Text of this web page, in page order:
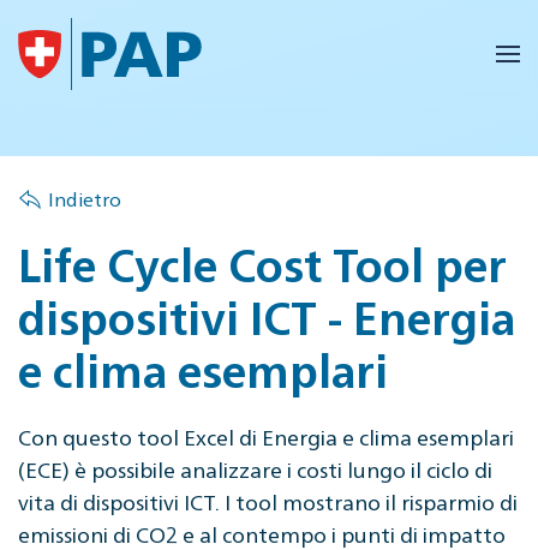
Skip to main content
Indietro
Life Cycle Cost Tool per
dispositivi ICT - Energia
e clima esemplari
Con questo tool Excel di Energia e clima esemplari
(ECE) è possibile analizzare i costi lungo il ciclo di
vita di dispositivi ICT. I tool mostrano il risparmio di
emissioni di CO2 e al contempo i punti di impatto